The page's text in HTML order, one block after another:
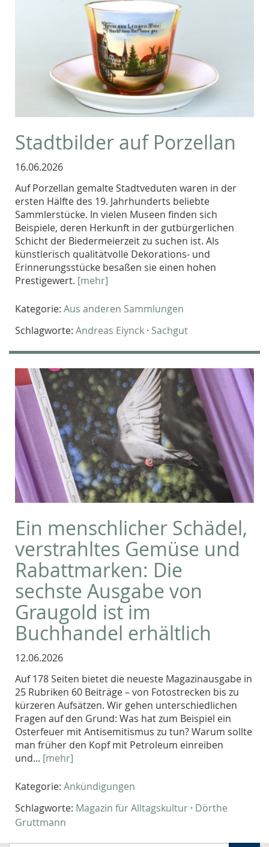
Stadtbilder auf Porzellan
16.06.2026
Auf Porzellan gemalte Stadtveduten waren in der
ersten Hälfte des 19. Jahrhunderts beliebte
Sammlerstücke. In vielen Museen finden sich
Beispiele, deren Herkunft in der gutbürgerlichen
Schicht der Biedermeierzeit zu suchen ist. Als
künstlerisch qualitätvolle Dekorations- und
Erinnerungsstücke besaßen sie einen hohen
Prestigewert. [mehr]
Kategorie: Aus anderen Sammlungen
Schlagworte: Andreas Eiynck · Sachgut
Ein menschlicher Schädel,
verstrahltes Gemüse und
Rabattmarken: Die
sechste Ausgabe von
Graugold ist im
Buchhandel erhältlich
12.06.2026
Auf 178 Seiten bietet die neueste Magazinausgabe in
25 Rubriken 60 Beiträge – von Fotostrecken bis zu
kürzeren Aufsätzen. Wir gehen unterschiedlichen
Fragen auf den Grund: Was hat zum Beispiel ein
Osterfeuer mit Antisemitismus zu tun? Warum sollte
man früher den Kopf mit Petroleum einreiben
und... [mehr]
Kategorie: Ankündigungen
Schlagworte: Magazin für Alltagskultur · Dörthe
Gruttmann